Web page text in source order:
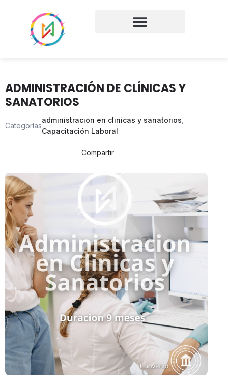
ADMINISTRACIÓN DE CLÍNICAS Y
SANATORIOS
Categorías
administracion en clinicas y sanatorios
Capacitación Laboral
Compartir